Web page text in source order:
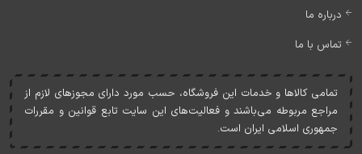
درباره ما
تماس با ما
تمامی کالاها و خدمات اين فروشگاه، حسب مورد دارای مجوزهای لازم از
مراجع مربوطه می‌باشند و فعاليت‌های اين سايت تابع قوانين و مقررات
جمهوری اسلامی ايران است.